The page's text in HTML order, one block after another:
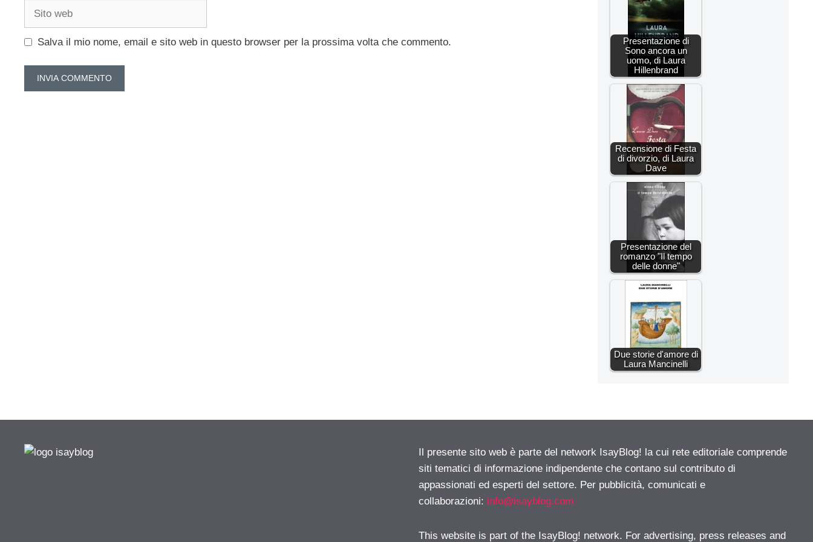
Salva il mio nome, email e sito web in questo browser per la prossima volta che commento.
Presentazione di
Sono ancora un
uomo, di Laura
Hillenbrand
Recensione di Festa
di divorzio, di Laura
Dave
Presentazione del
romanzo "Il tempo
delle donne"
Due storie d'amore di
Laura Mancinelli
Il presente sito web è parte del network IsayBlog! la cui rete editoriale comprende
siti tematici di informazione indipendente che contano sul contributo di
appassionati ed esperti del settore. Per pubblicità, comunicati e
collaborazioni: info@isayblog.com
This website is part of the IsayBlog! network. For advertising, press releases and